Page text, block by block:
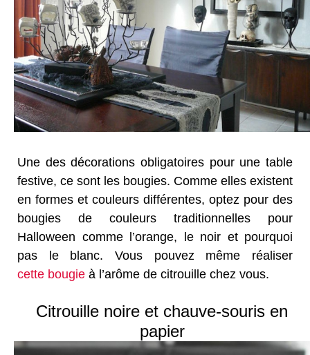
Une des décorations obligatoires pour une table
festive, ce sont les bougies. Comme elles existent
en formes et couleurs différentes, optez pour des
bougies de couleurs traditionnelles pour
Halloween comme l’orange, le noir et pourquoi
pas le blanc. Vous pouvez même réaliser
cette bougie à l’arôme de citrouille chez vous.
Citrouille noire et chauve-souris en
papier